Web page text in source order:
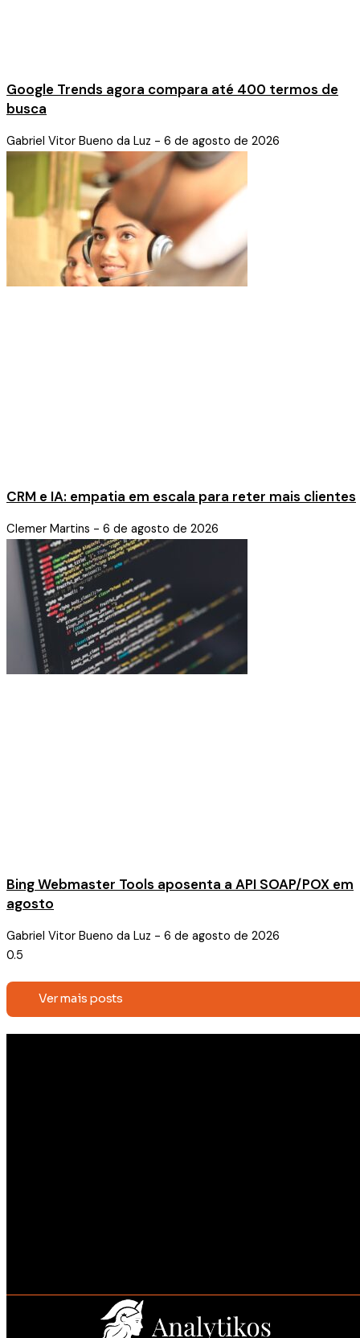
Google Trends agora compara até 400 termos de
busca
Gabriel Vitor Bueno da Luz 6 de agosto de 2026
CRM e IA: empatia em escala para reter mais clientes
Clemer Martins 6 de agosto de 2026
Bing Webmaster Tools aposenta a API SOAP/POX em
agosto
Gabriel Vitor Bueno da Luz 6 de agosto de 2026
Ver mais posts